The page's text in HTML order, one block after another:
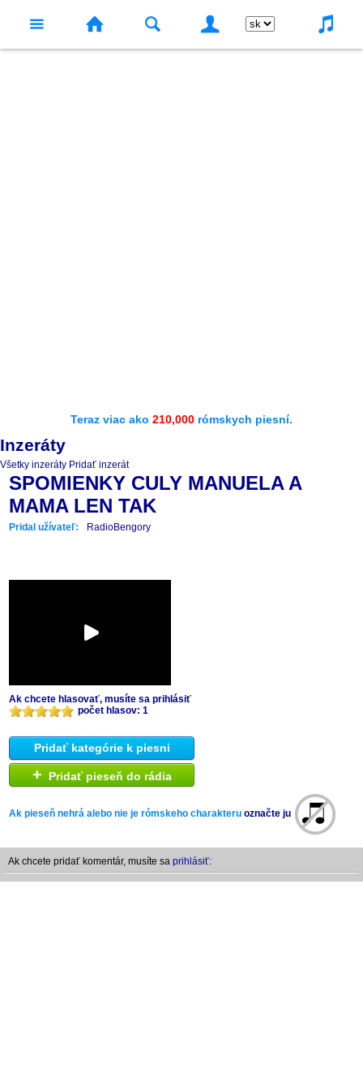
Teraz viac ako 210,000 rómskych piesní.
Inzeráty
Všetky inzeráty Pridať inzerát
SPOMIENKY CULY MANUELA A
MAMA LEN TAK
Pridal užívateľ: RadioBengory
Ak chcete hlasovať, musíte sa prihlásiť
počet hlasov: 1
Pridať kategórie k piesni
+ Pridať pieseň do rádia
Ak pieseň nehrá alebo nie je rómskeho charakteru označte ju
Ak chcete pridať komentár, musíte sa prihlásiť: